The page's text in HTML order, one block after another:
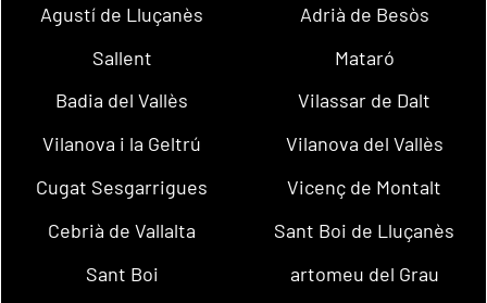
Agustí de Lluçanès
Adrià de Besòs
Sallent
Mataró
Badia del Vallès
Vilassar de Dalt
Vilanova i la Geltrú
Vilanova del Vallès
Cugat Sesgarrigues
Vicenç de Montalt
Cebrià de Vallalta
Sant Boi de Lluçanès
Sant Boi
artomeu del Grau